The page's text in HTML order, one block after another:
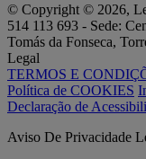
© Copyright © 2026,
514 113 693 - Sede:
Tomás da Fonseca,
Legal
TERMOS E
Política de COOKIES
Declaração de
Aviso De Privacidade